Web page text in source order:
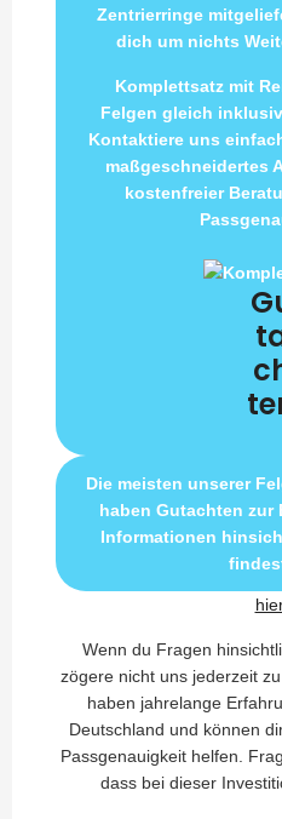
Zentrierringe
dich um nichts
Komplettsatz mit
Felgen gleich
Kontaktiere uns
maßgeschneidertes
kostenfreier
Die meisten unserer
haben Gutachten zur
Informationen
hier
Wenn du Fragen
zögere nicht uns jederzeit
haben jahrelange
Deutschland und können
Passgenauigkeit helfen.
dass bei dieser